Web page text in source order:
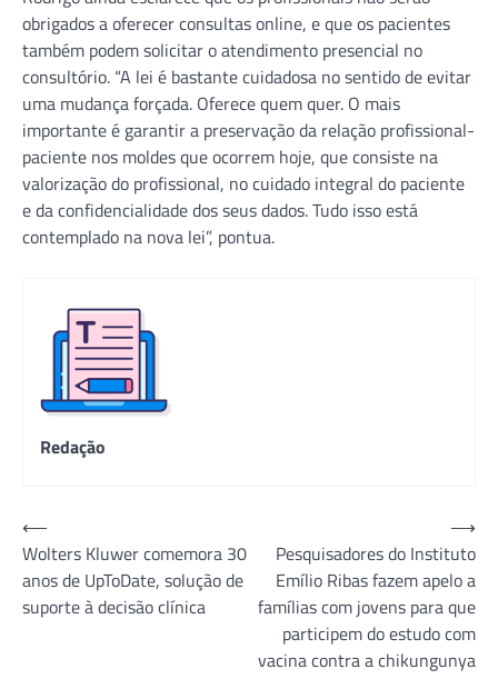
obrigados a oferecer consultas online, e que os pacientes
também podem solicitar o atendimento presencial no
consultório. “A lei é bastante cuidadosa no sentido de evitar
uma mudança forçada. Oferece quem quer. O mais
importante é garantir a preservação da relação profissional-
paciente nos moldes que ocorrem hoje, que consiste na
valorização do profissional, no cuidado integral do paciente
e da confidencialidade dos seus dados. Tudo isso está
contemplado na nova lei”, pontua.
Redação
Navegação
de
Post
⟵
Wolters Kluwer comemora 30
anos de UpToDate, solução de
suporte à decisão clínica
Pesquisadores do Instituto
Emílio Ribas fazem apelo a
famílias com jovens para que
participem do estudo com
vacina contra a chikungunya
⟶